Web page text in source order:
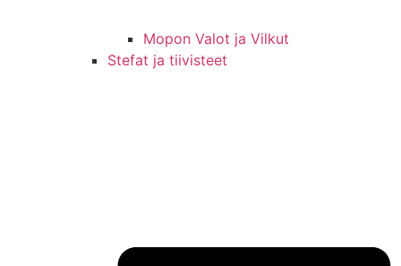
Mopon Valot ja Vilkut
Stefat ja tiivisteet